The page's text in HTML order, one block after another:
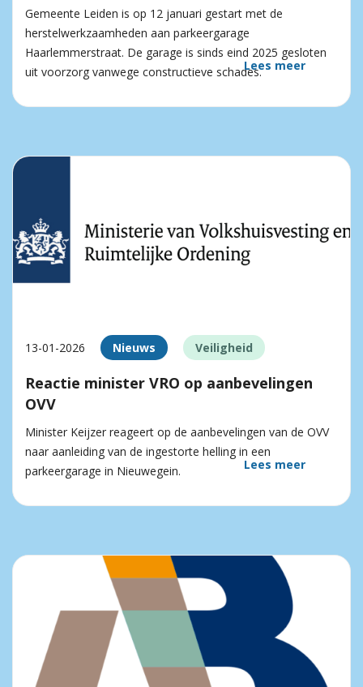
Gemeente Leiden is op 12 januari gestart met de
herstelwerkzaamheden aan parkeergarage
Haarlemmerstraat. De garage is sinds eind 2025 gesloten
uit voorzorg vanwege constructieve schades.Lees meer
13-01-2026 Nieuws Veiligheid
Reactie minister VRO op aanbevelingen
OVV
Minister Keijzer reageert op de aanbevelingen van de OVV
naar aanleiding van de ingestorte helling in een
parkeergarage in Nieuwegein.
Lees meer